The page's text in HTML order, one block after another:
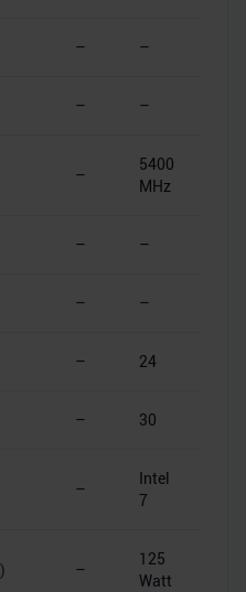
– –
– –
–
5400
MHz
– –
– –
– 24
– 30
–
Intel
7
–
125
Watt